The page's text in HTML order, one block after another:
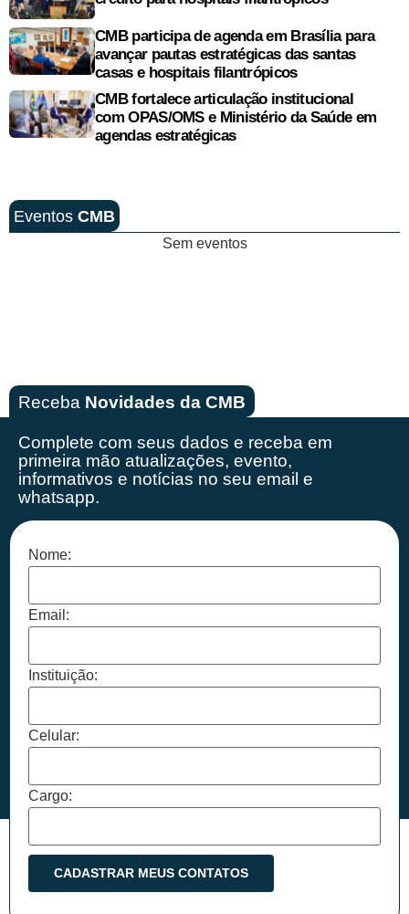
CMB participa de agenda em Brasília para
avançar pautas estratégicas das santas
casas e hospitais filantrópicos
CMB fortalece articulação institucional
com OPAS/OMS e Ministério da Saúde em
agendas estratégicas
Eventos CMB
Sem eventos
Receba Novidades da CMB
Complete com seus dados e receba em
primeira mão atualizações, evento,
informativos e notícias no seu email e
whatsapp.
Nome:
Email:
Instituição:
Celular:
Cargo: